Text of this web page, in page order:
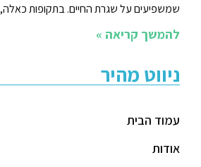
שמשפיעים על שגרת החיים. בתקופות כאלה,
להמשך קריאה »
ניווט מהיר
עמוד הבית
אודות